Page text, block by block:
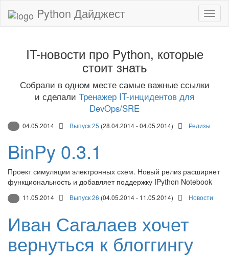
Python Дайджест
IT-новости про Python, которые
стоит знать
Собрали в одном месте самые важные ссылки
и сделали Тренажер IT-инцидентов для
DevOps/SRE
04.05.2014 Выпуск 25 (28.04.2014 - 04.05.2014) Релизы
BinPy 0.3.1
Проект симуляции электронных схем. Новый релиз расширяет
функциональность и добавляет поддержку IPython Notebook
11.05.2014 Выпуск 26 (04.05.2014 - 11.05.2014) Новости
Иван Сагалаев хочет
вернуться к блоггингу